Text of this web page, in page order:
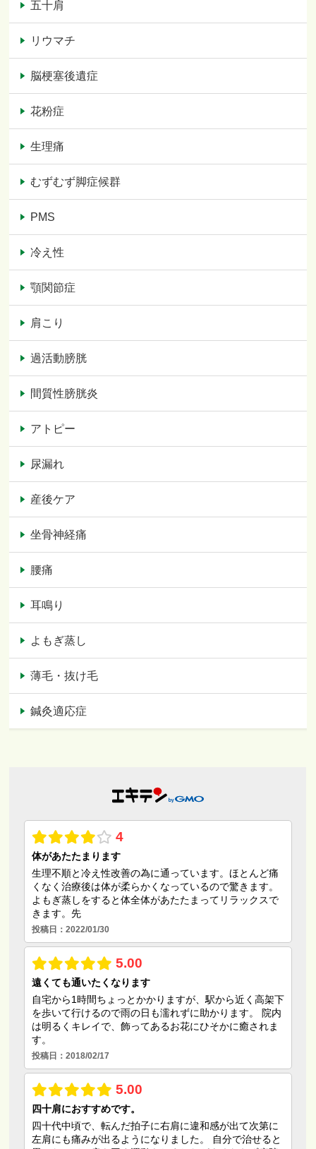
五十肩
リウマチ
脳梗塞後遺症
花粉症
生理痛
むずむず脚症候群
PMS
冷え性
顎関節症
肩こり
過活動膀胱
間質性膀胱炎
アトピー
尿漏れ
産後ケア
坐骨神経痛
腰痛
耳鳴り
よもぎ蒸し
薄毛・抜け毛
鍼灸適応症